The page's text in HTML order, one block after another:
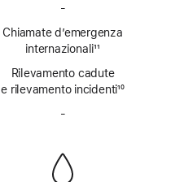
-
via
satellite
non
disponibile
Chiamate d’emergenza
internazionali11
Rilevamento cadute
e rilevamento incidenti10
-